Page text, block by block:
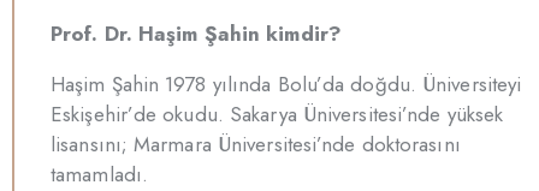
Prof. Dr. Haşim Şahin kimdir?
Haşim Şahin 1978 yılında Bolu’da doğdu. Üniversiteyi
Eskişehir’de okudu. Sakarya Üniversitesi’nde yüksek
lisansını; Marmara Üniversitesi’nde doktorasını
tamamladı.